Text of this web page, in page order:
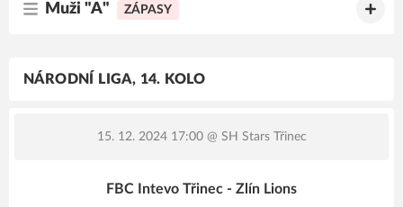
Muži "A" ZÁPASY
NÁRODNÍ LIGA, 14. KOLO
15. 12. 2024 17:00@ SH Stars Třinec
FBC Intevo Třinec - Zlín Lions